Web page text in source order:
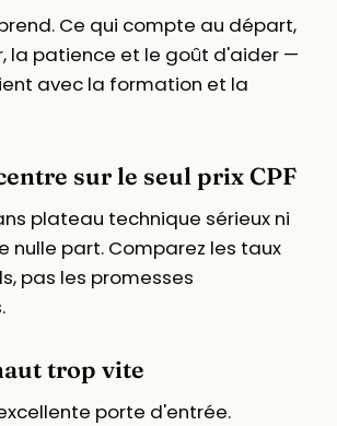
Ce qui compte au départ,
la patience et le goût d'aider —
avec la formation et la
sur le seul prix CPF
plateau technique sérieux ni
nulle part. Comparez les taux
pas les promesses
trop vite
porte d'entrée.